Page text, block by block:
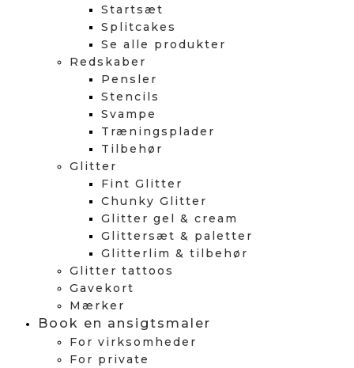
Startsæt
Splitcakes
Se alle produkter
Redskaber
Pensler
Stencils
Svampe
Træningsplader
Tilbehør
Glitter
Fint Glitter
Chunky Glitter
Glitter gel & cream
Glittersæt & paletter
Glitterlim & tilbehør
Glitter tattoos
Gavekort
Mærker
Book en ansigtsmaler
For virksomheder
For private